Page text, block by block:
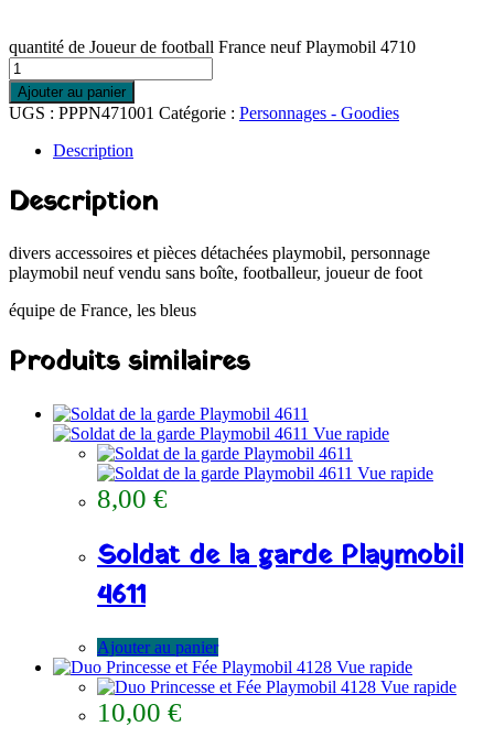
quantité de Joueur de football France neuf Playmobil 4710
Ajouter au panier
UGS : PPPN471001 Catégorie : Personnages - Goodies
Description
Description
divers accessoires et pièces détachées playmobil, personnage
playmobil neuf vendu sans boîte, footballeur, joueur de foot
équipe de France, les bleus
Produits similaires
Vue rapide
Vue rapide
8,00 €
Soldat de la garde Playmobil
4611
Ajouter au panier
Vue rapide
Vue rapide
10,00 €